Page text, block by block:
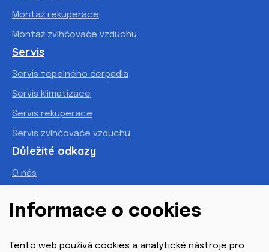
Montáž rekuperace
Montáž zvlhčovače vzduchu
Servis
Servis tepelného čerpadla
Servis klimatizace
Servis rekuperace
Servis zvlhčovače vzduchu
Důležité odkazy
O nás
Dotace
Informace o cookies
Tento web používá cookies a analytické nástroje pro